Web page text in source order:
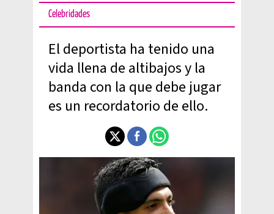
Celebridades
El deportista ha tenido una
vida llena de altibajos y la
banda con la que debe jugar
es un recordatorio de ello.